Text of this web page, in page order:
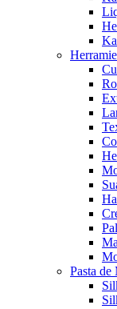
Pasta de